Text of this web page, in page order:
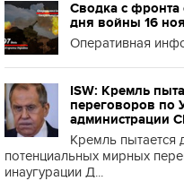
Сводка с фронта
дня войны 16
Оперативная
ISW: Кремль
переговоров по
администрации
Кремль пытается
потенциальных мирных
инаугурации Д...